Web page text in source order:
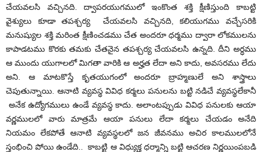
చేయవలసి వచ్చినది. ద్వాపరయుగములో ఇంకొంత శక్తి క్షీణిస్తుంది కాబట్టి
వైశ్యులు కూడా తపశ్చర్య చేయవలసి వచ్చినది, కలియుగము వచ్చేసరికి
మనుష్యుల శక్తి మరింత క్షీణించడము చేత అందరూ ధర్మము ద్వారా లోకములను
కాపాడటము కొరకు తమకు చేతనైన తపశ్చర్య చేయవలసి ఉన్నది. దీని అర్ధము
ఆ ముందు యుగాలలో మిగతా వారికి ఆ అర్హత లేదా అని కాదు, అవసరము లేదు
అని. ఆ మాటకొస్తే కృతయుగంలో అందరూ బ్రాహ్మణులే అని శాస్త్రాలు
చెపుతున్నాయి. ఆనాటి వ్యవస్థ వివిధ కర్మలు పనులను బట్టి నడిచే వ్యవస్థలేకానీ
అనేక ఉద్యోగములు ఉండే వ్యవస్థ కాదు. అలాంటప్పుడు వివిధ పనులకు ఆయా
వర్ణములలో వారు మాత్రమే ఆయా పనులు లేదా కర్మలు చేయడం అనేది
నియమం లేకపోతే ఆనాటి వ్యవస్థలలో జన జీవనము అచిర కాలములలోనే
స్తంభించి పోయి ఉండేది.. కాబట్టి ఆ విధ్యుక్త ధర్మాన్ని బట్టి ఆచరణ నిర్ణయింపబడి